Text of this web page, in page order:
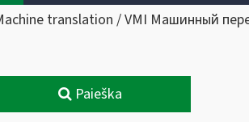
translation / VMI Машинный
Paieška